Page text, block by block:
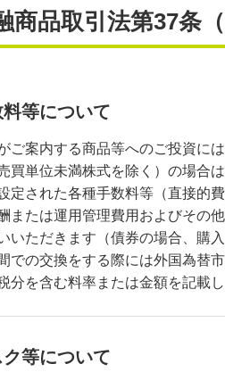
商品取引法第37条
等について
ご案内する商品等へのご投資に
買単位未満株式を除く）の場合
定された各種手数料等（直接的
または運用管理費用およびその
いただきます（債券の場合、購
での交換をする際には外国為替
分を含む料率または金額を記載し
ク等について